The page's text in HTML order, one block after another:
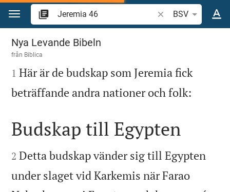
Hoppa till innehåll
Sök bibelvers eller
BSV
Jeremia 46
Nya Levande Bibeln
från Biblica

1 Här är de budskap som Jeremia fick
beträffande andra nationer och folk:

Budskap till Egypten

2 Detta budskap vänder sig till Egypten
under slaget vid Karkemis när Farao